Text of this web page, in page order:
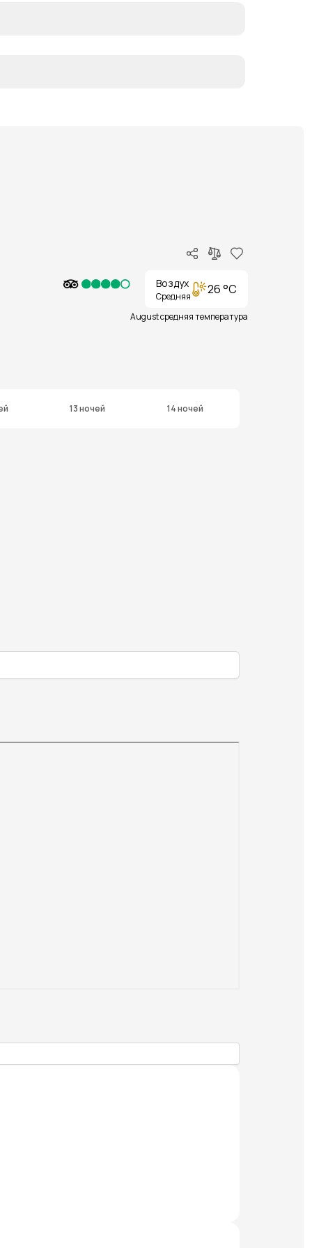
Воздух
Средняя 26 °C
August средняя температура
13 ночей 14 ночей